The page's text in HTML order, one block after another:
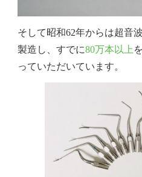
そして昭和62年からは超音
製造し、すでに80万本以上
っていただいています。